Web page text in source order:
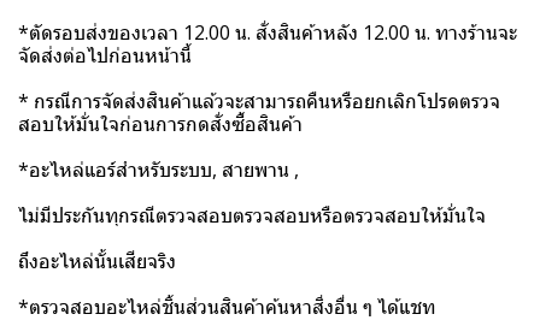
*ตัดรอบส่งของเวลา 12.00 น. สั่งสินค้าหลัง 12.00 น. ทางร้านจะ
จัดส่งต่อไปก่อนหน้านี้
* กรณีการจัดส่งสินค้าแล้วจะสามารถคืนหรือยกเลิกโปรดตรวจ
สอบให้มั่นใจก่อนการกดสั่งซื้อสินค้า
*อะไหล่แอร์สำหรับระบบ, สายพาน ,
ไม่มีประกันทุกรณีตรวจสอบตรวจสอบหรือตรวจสอบให้มั่นใจ
ถึงอะไหล่นั้นเสียจริง
*ตรวจสอบอะไหล่ชิ้นส่วนสินค้าค้นหาสิ่งอื่น ๆ ได้แชท